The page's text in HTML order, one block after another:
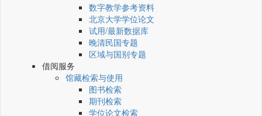
数字教学参考资料
北京大学学位论文
试用/最新数据库
晚清民国专题
区域与国别专题
借阅服务
馆藏检索与使用
图书检索
期刊检索
学位论文检索